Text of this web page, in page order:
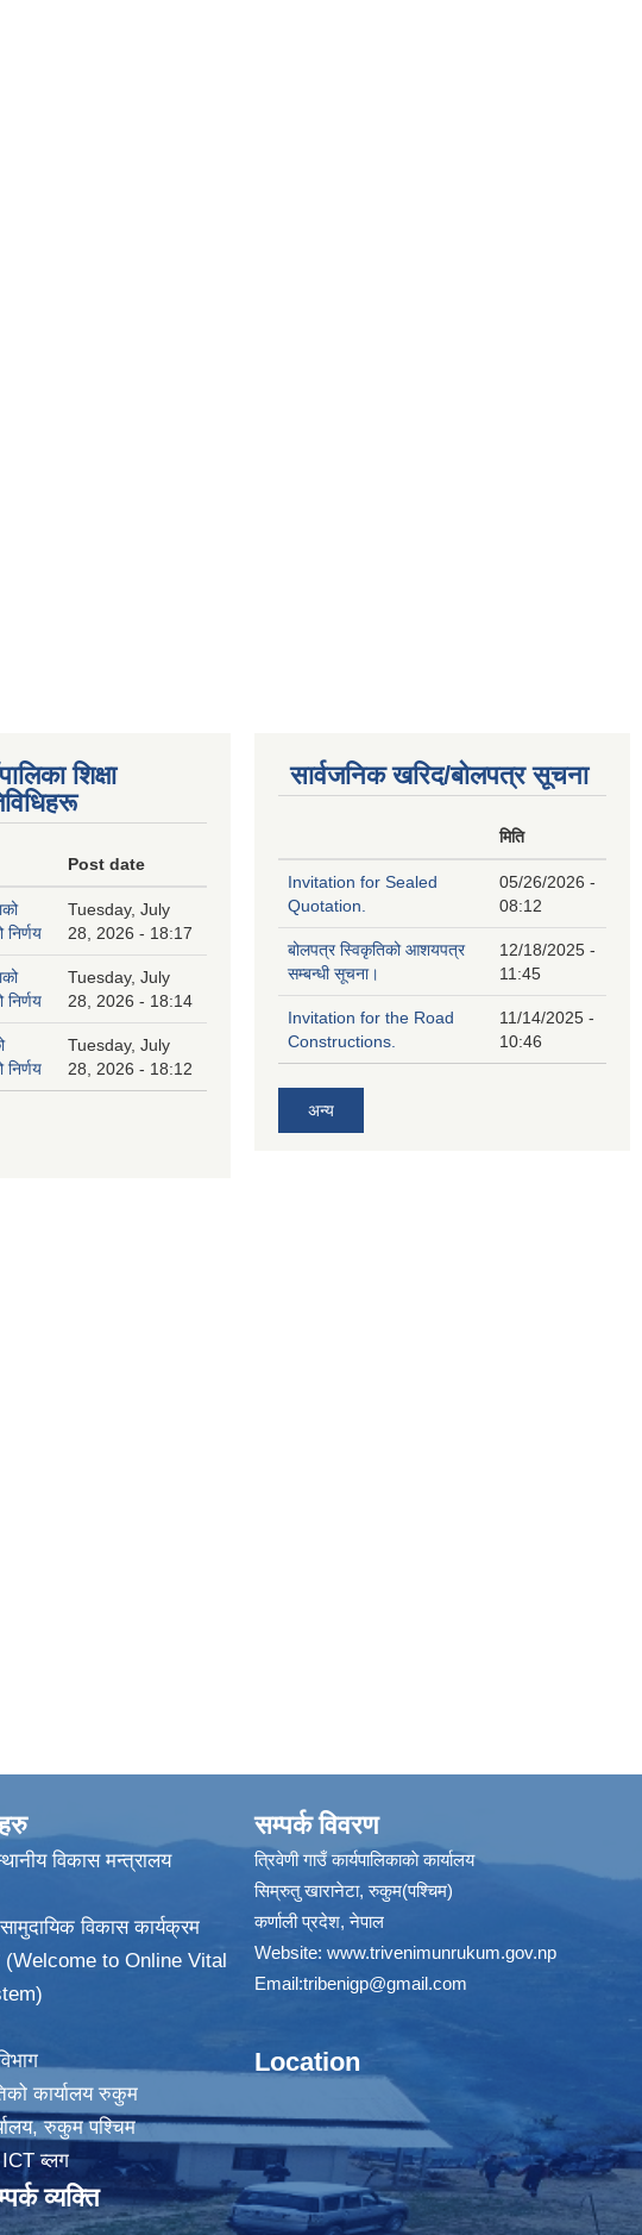
शिक्षा
Post date
निर्णय
Tuesday, July
28, 2026 - 18:17
निर्णय
Tuesday, July
28, 2026 - 18:14
निर्णय
Tuesday, July
28, 2026 - 18:12
सार्वजनिक खरिद/बोलपत्र सूचना
मिति
Invitation for Sealed
Quotation.
05/26/2026 -
08:12
बोलपत्र स्विकृतिको आशयपत्र
सम्बन्धी सूचना।
12/18/2025 -
11:45
Invitation for the Road
Constructions.
11/14/2025 -
10:46
अन्य
विकास मन्त्रालय
विकास कार्यक्रम
(Welcome to Online Vital
कार्यालय रुकुम
रुकुम पश्चिम
ICT ब्लग
व्यक्ति
सम्पर्क विवरण
त्रिवेणी गाउँ कार्यपालिकाकाे कार्यालय
सिम्रुतु खारानेटा, रुकुम(पश्‍चिम)
कर्णाली प्रदेश, नेपाल
Website: www.trivenimunrukum.gov.np
Email:tribenigp@gmail.com
Location